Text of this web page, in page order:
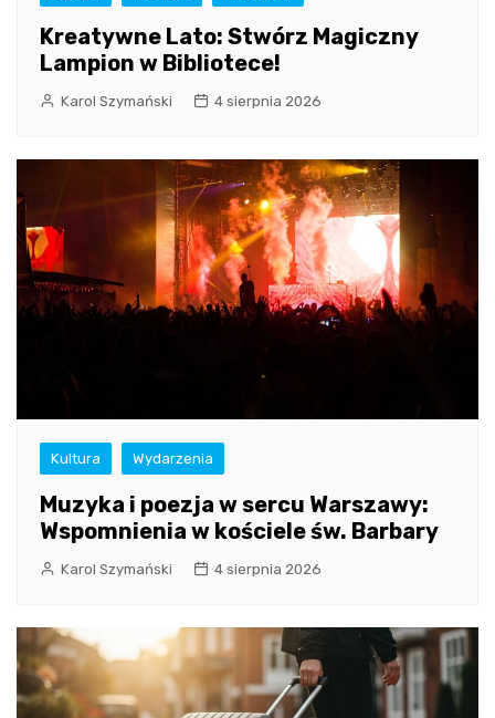
Kreatywne Lato: Stwórz Magiczny
Lampion w Bibliotece!
Karol Szymański 4 sierpnia 2026
Kultura Wydarzenia
Muzyka i poezja w sercu Warszawy:
Wspomnienia w kościele św. Barbary
Karol Szymański 4 sierpnia 2026